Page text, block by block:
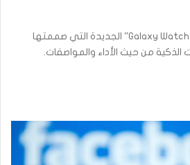
كشفت “سامسونغ” عن “Galaxy Watch9” الجديدة التي صممتها
من حيث الأداء والمواصفات.